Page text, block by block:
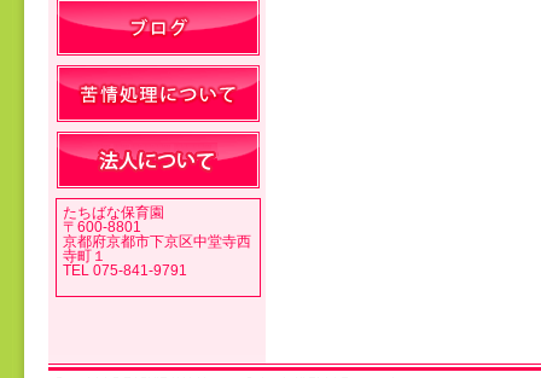
たちばな保育園
〒600-8801
京都府京都市下京区中堂寺西
寺町１
TEL 075-841-9791